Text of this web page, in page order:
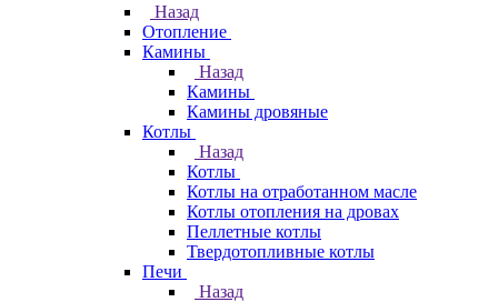
Назад
Отопление
Камины
Назад
Камины
Камины дровяные
Котлы
Назад
Котлы
Котлы на отработанном масле
Котлы отопления на дровах
Пеллетные котлы
Твердотопливные котлы
Печи
Назад